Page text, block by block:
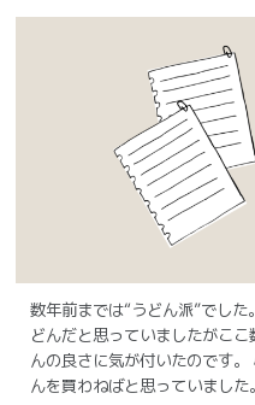
数年前までは“うどん派”でし
どんだと思っていましたがこ
んの良さに気が付いたのです
んを買わねばと思っていまし